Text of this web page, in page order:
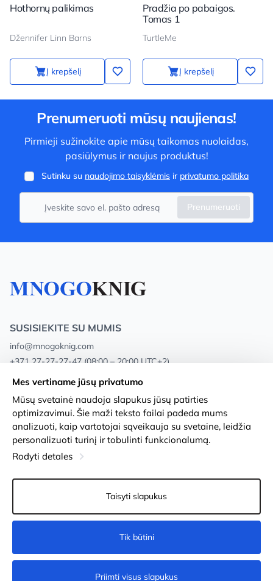
Į krepšelį
Hothornų palikimas
Džennifer Linn Barns
Į krepšelį
Pradžia po pabaigos.
Tomas 1
TurtleMe
Į krepšelį
Prenumeruoti mūsų naujienas!
Pirmieji sužinokite apie mūsų taikomas nuolaidas,
pasiūlymus ir naujus produktus!
Sutinku su naudojimo taisyklėmis ir privatumo politika
Prenumeruoti
SUSISIEKITE SU MUMIS
info@mnogoknig.com
+371 27-27-27-47 (08:00 – 20:00 UTC+2)
Rīga, Augusta Deglava 69d, LV-1082
Apie mus
Parduotuvės
Pristatymas ir mokėjimas
Lojalumo kortelės
Privacy Policy
Sąlygos ir nuostatos
Prekių grąžinimas
Slapukų nustatymai
Mes vertiname jūsų privatumo
Mūsų svetainė naudoja slapukus jūsų patirties
optimizavimui. Šie maži teksto failai padeda mums
analizuoti, kaip vartotojai sąveikauja su svetaine, leidžia
personalizuoti turinį ir tobulinti funkcionalumą.
Rodyti detales
Taisyti slapukus
Tik būtini
Priimti visus slapukus